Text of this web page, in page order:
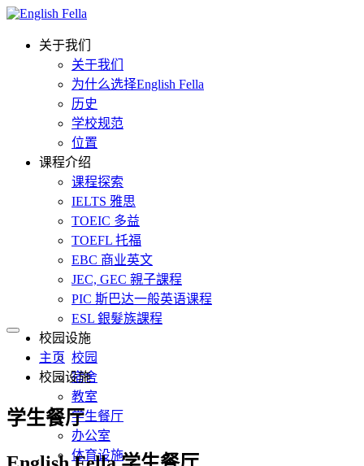
关于我们
关于我们
为什么选择English Fella
历史
学校规范
位置
课程介绍
课程探索
IELTS 雅思
TOEIC 多益
TOEFL 托福
EBC 商业英文
JEC, GEC 親子課程
PIC 斯巴达一般英语课程
ESL 銀髮族課程
校园设施
校园
宿舍
教室
学生餐厅
办公室
体育设施
主页
校园设施
学生餐厅